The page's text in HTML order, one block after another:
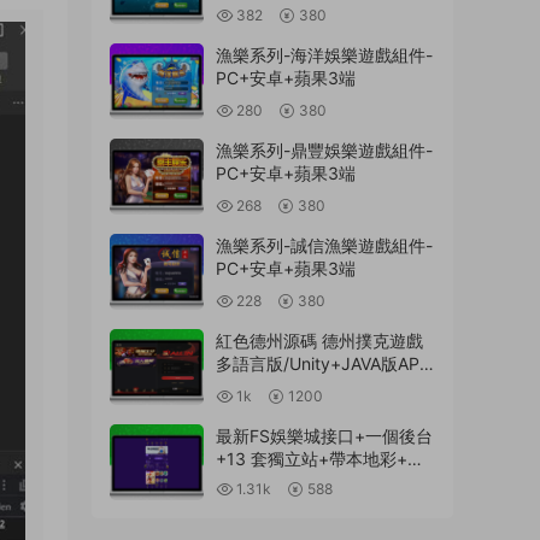
382 380
漁樂系列-海洋娛樂遊戲組件-
PC+安卓+蘋果3端
280 380
漁樂系列-鼎豐娛樂遊戲組件-
PC+安卓+蘋果3端
268 380
漁樂系列-誠信漁樂遊戲組件-
PC+安卓+蘋果3端
228 380
紅色德州源碼 德州撲克遊戲
多語言版/Unity+JAVA版APP
雙端源碼/中英繁三語言+帶
控+帶彩池持倉/完美運行
1k 1200
最新FS娛樂城接口+一個後台
+13 套獨立站+帶本地彩+一
鍵搭建腳本
1.31k 588